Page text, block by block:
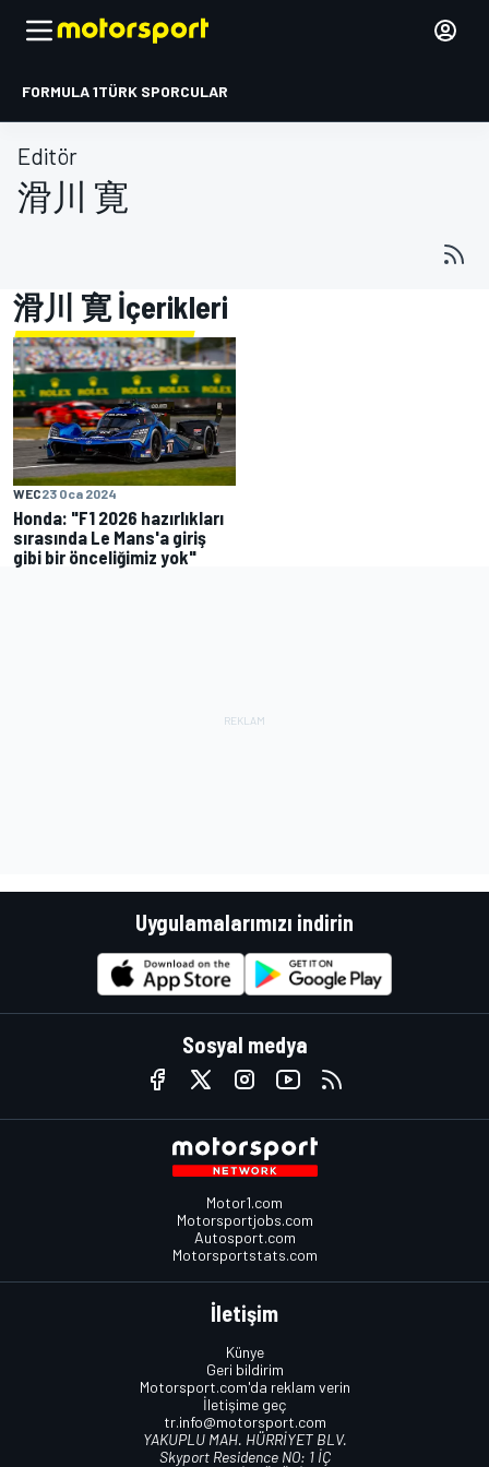
FORMULA 1TÜRK SPORCULAR
Editör
滑川 寛
滑川 寛 İçerikleri
WEC23 Oca 2024
Honda: "F1 2026 hazırlıkları
sırasında Le Mans'a giriş
gibi bir önceliğimiz yok"
Uygulamalarımızı indirin
Sosyal medya
Motor1.com
Motorsportjobs.com
Autosport.com
Motorsportstats.com
İletişim
Künye
Geri bildirim
Motorsport.com'da reklam verin
İletişime geç
tr.info@motorsport.com
YAKUPLU MAH. HÜRRİYET BLV.
Skyport Residence NO: 1 İÇ